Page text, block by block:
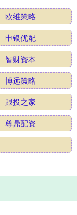
欧维策略
申银优配
智财资本
博远策略
跟投之家
尊鼎配资